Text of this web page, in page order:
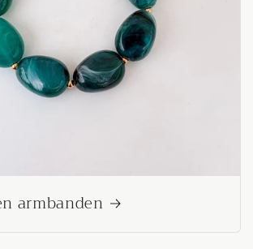
armbanden